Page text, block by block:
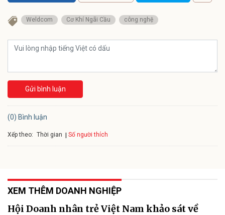
Weldcom Cơ Khí Ngãi Cầu công nghệ
Gửi bình luận
(0) Bình luận
Xếp theo: Thời gian Số người thích
XEM THÊM DOANH NGHIỆP
Hội Doanh nhân trẻ Việt Nam khảo sát về